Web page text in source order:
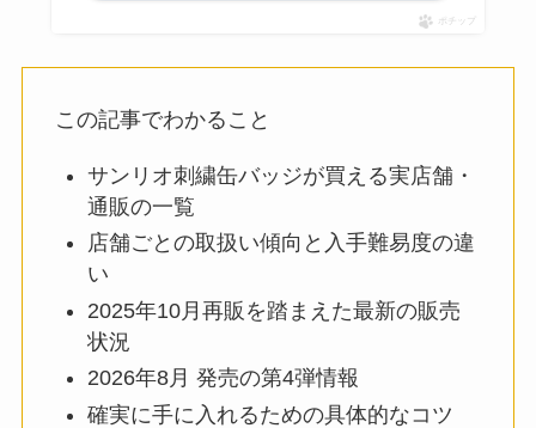
ポチップ
この記事でわかること
サンリオ刺繍缶バッジが買える実店舗・
通販の一覧
店舗ごとの取扱い傾向と入手難易度の違
い
2025年10月再販を踏まえた最新の販売
状況
2026年8月 発売の第4弾情報
確実に手に入れるための具体的なコツ